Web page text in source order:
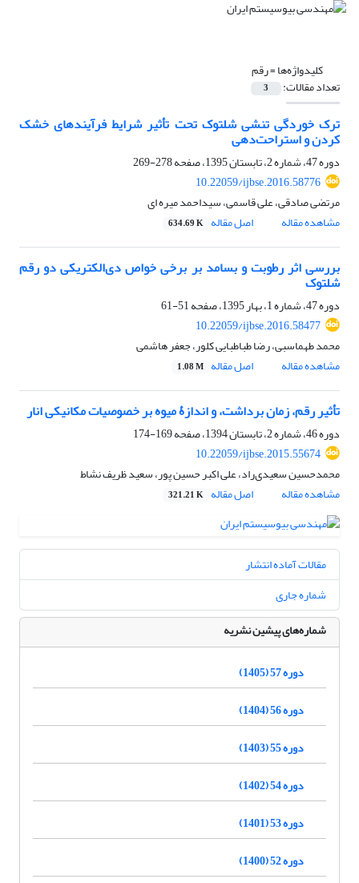
کلیدواژه‌ها =رقم
تعداد مقالات: 3
ترک خوردگی تنشی شلتوک تحت تأثیر شرایط فرآیندهای خشک
کردن و استراحت‌دهی
دوره 47، شماره 2، تابستان 1395، صفحه
278-269
10.22059/ijbse.2016.58776
مرتضی صادقی، علی قاسمی، سیداحمد میره ای
مشاهده مقاله
اصل مقاله 634.69 K
بررسی اثر رطوبت و بسامد بر برخی خواص دی‌الکتریکی دو رقم
شلتوک
دوره 47، شماره 1، بهار 1395، صفحه
51-61
10.22059/ijbse.2016.58477
محمد طهماسبی، رضا طباطبایی کلور، جعفر هاشمی
مشاهده مقاله
اصل مقاله 1.08 M
تأثیر رقم، زمان برداشت، و اندازۀ میوه بر خصوصیات مکانیکی انار
دوره 46، شماره 2، تابستان 1394، صفحه
169-174
10.22059/ijbse.2015.55674
محمدحسین سعیدی‌راد، علی اکبر حسین پور، سعید ظریف نشاط
مشاهده مقاله
اصل مقاله 321.21 K
مقالات آماده انتشار
شماره جاری
شماره‌های پیشین نشریه
دوره 57 (1405)
دوره 56 (1404)
دوره 55 (1403)
دوره 54 (1402)
دوره 53 (1401)
دوره 52 (1400)